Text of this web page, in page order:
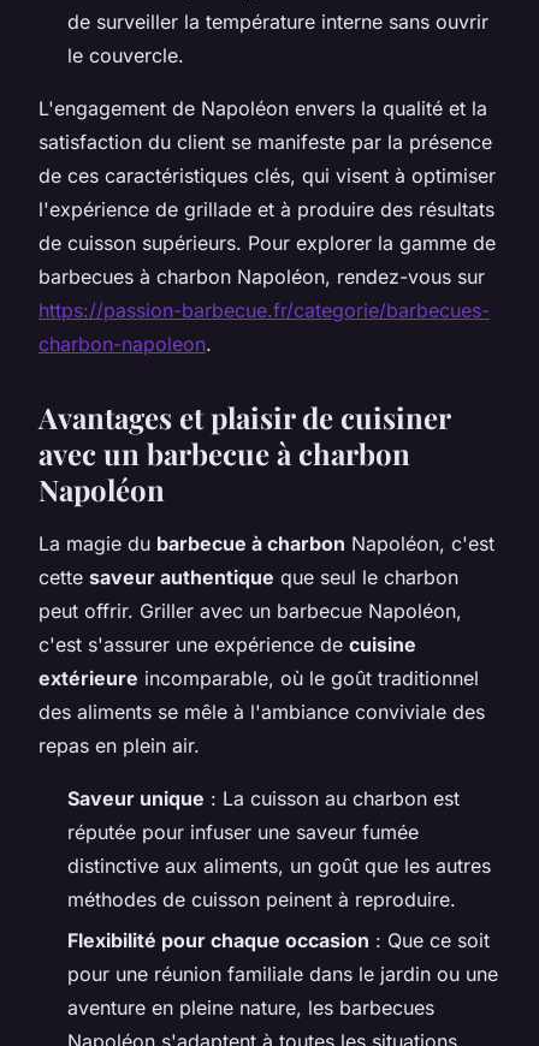
de surveiller la température interne sans ouvrir
le couvercle.
L'engagement de Napoléon envers la qualité et la
satisfaction du client se manifeste par la présence
de ces caractéristiques clés, qui visent à optimiser
l'expérience de grillade et à produire des résultats
de cuisson supérieurs. Pour explorer la gamme de
barbecues à charbon Napoléon, rendez-vous sur
https://passion-barbecue.fr/categorie/barbecues-
charbon-napoleon.
Avantages et plaisir de cuisiner
avec un barbecue à charbon
Napoléon
La magie du barbecue à charbon Napoléon, c'est
cette saveur authentique que seul le charbon
peut offrir. Griller avec un barbecue Napoléon,
c'est s'assurer une expérience de cuisine
extérieure incomparable, où le goût traditionnel
des aliments se mêle à l'ambiance conviviale des
repas en plein air.
Saveur unique : La cuisson au charbon est
réputée pour infuser une saveur fumée
distinctive aux aliments, un goût que les autres
méthodes de cuisson peinent à reproduire.
Flexibilité pour chaque occasion : Que ce soit
pour une réunion familiale dans le jardin ou une
aventure en pleine nature, les barbecues